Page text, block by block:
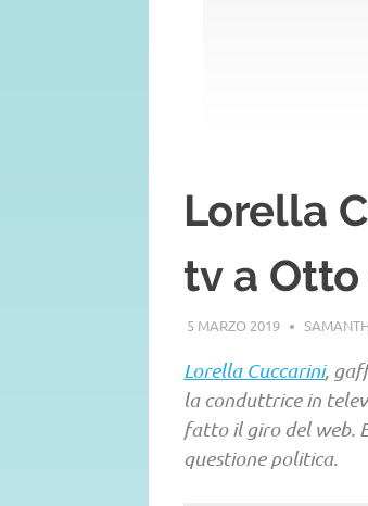
Lorella
tv a
5 MARZO 2019
Lorella Cuccarini,
la conduttrice in
fatto il giro del web.
questione politica.